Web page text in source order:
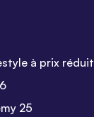
à prix réduit
25